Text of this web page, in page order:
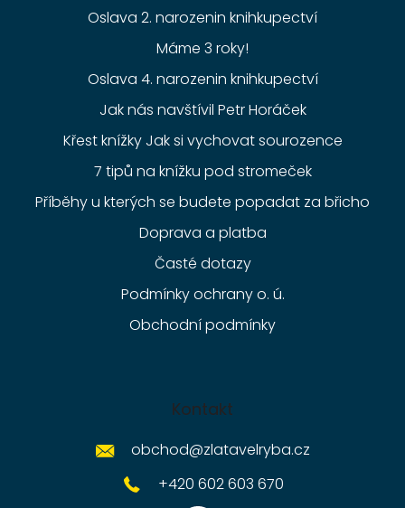
Oslava 2. narozenin knihkupectví
Máme 3 roky!
Oslava 4. narozenin knihkupectví
Jak nás navštívil Petr Horáček
Křest knížky Jak si vychovat sourozence
7 tipů na knížku pod stromeček
Příběhy u kterých se budete popadat za břicho
Doprava a platba
Časté dotazy
Podmínky ochrany o. ú.
Obchodní podmínky
Kontakt
obchod@zlatavelryba.cz
+420 602 603 670